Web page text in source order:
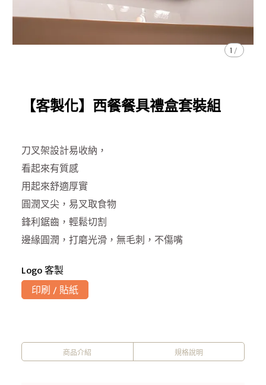
1 /
【客製化】西餐餐具禮盒套裝組
刀叉架設計易收納，
看起來有質感
用起來舒適厚實
圓潤叉尖，易叉取食物
鋒利鋸齒，輕鬆切割
邊緣圓潤，打磨光滑，無毛刺，不傷嘴
Logo 客製
印刷 / 貼紙
商品介紹 規格說明